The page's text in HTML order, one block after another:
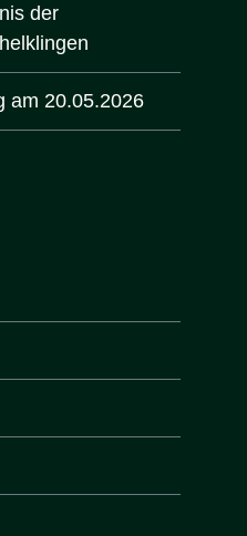
der
am 20.05.2026